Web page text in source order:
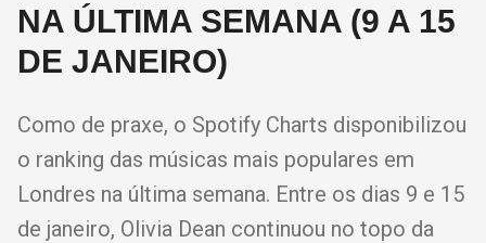
NA ÚLTIMA SEMANA (9 A 15
DE JANEIRO)
Como de praxe, o Spotify Charts disponibilizou
o ranking das músicas mais populares em
Londres na última semana. Entre os dias 9 e 15
de janeiro, Olivia Dean continuou no topo da